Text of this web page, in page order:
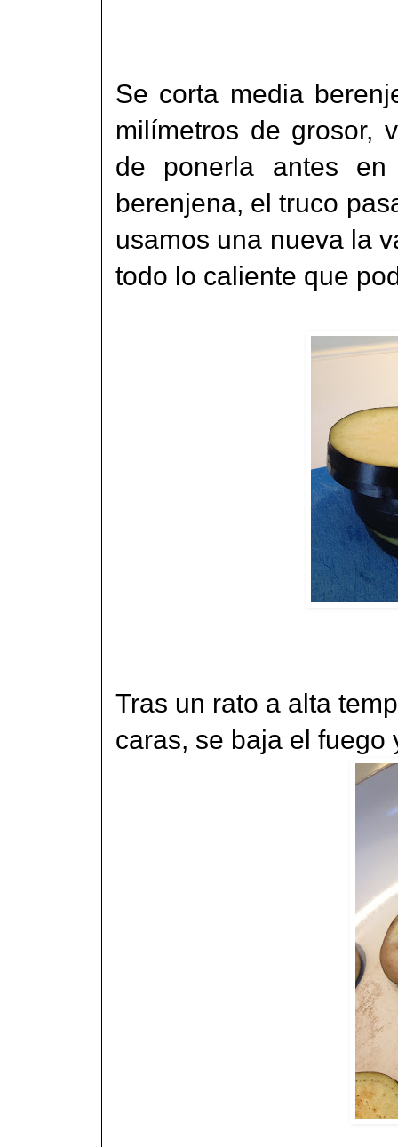
Se corta media
milímetros de grosor,
de ponerla antes
berenjena, el truco
usamos una nueva la
todo lo caliente que
Tras un rato a alta
caras, se baja el fuego